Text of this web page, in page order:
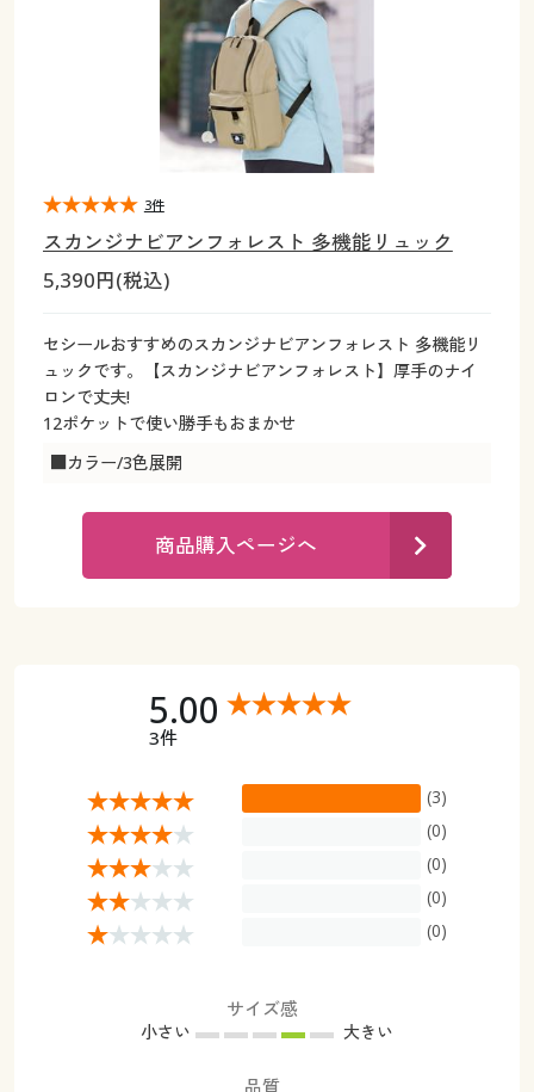
カーテン・ラグ・ファブリック
美容・健康・サプリメント
制服・スクールすべて
大きいサイズ通販すべて
大きいサイズ レディース服
大きいサイズ レディース下着
大きいサイズ メンズ
大きいサイズ 事務・制服
カタログ
カタログ・チラシからのご注文
デジタルカタログ
カタログ無料プレゼント
ご利用ガイド
よくある質問とお問い合わせ
カーテン・ラグ・ファブリック
ジュニア・ティーンズ下着
大きいサイズ通販すべて
大きいサイズ レディース服
大きいサイズ レディース下着
大きいサイズ メンズ
大きいサイズ 事務・制服
シークレットセール
商品カテゴリ一覧
カタログ
カタログ無料プレゼント
会員メニュー
マイページ
閲覧履歴
よくある質問とお問い合わせ
スカンジナビアンフォレスト 多機能リュック
5,390円(税込)
セシールおすすめのスカンジナビアンフォレスト 多機能リ
ュックです。【スカンジナビアンフォレスト】厚手のナイ
ロンで丈夫!
12ポケットで使い勝手もおまかせ
■カラー/3色展開
3件
商品購入ページへ
5.00
3件
(3)
(0)
(0)
(0)
(0)
サイズ感
小さい 大きい
品質